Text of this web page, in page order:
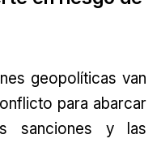
geopolíticas van
para abarcar
sanciones y las